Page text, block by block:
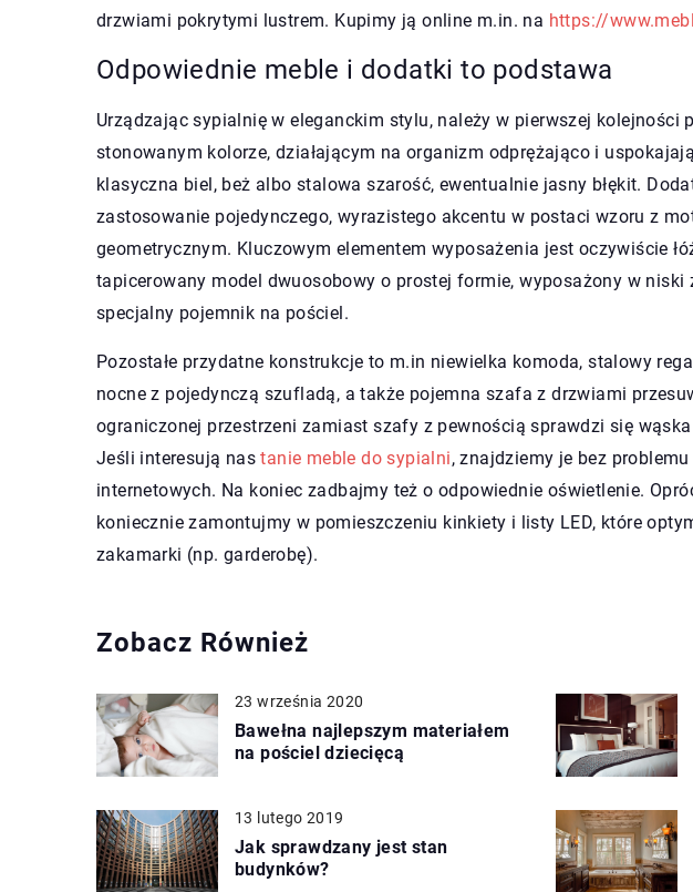
drzwiami pokrytymi lustrem. Kupimy ją online m.in. na https://
Odpowiednie meble i dodatki to podstawa
Urządzając sypialnię w eleganckim stylu, należy w pierwszej kolejności
stonowanym kolorze, działającym na organizm odprężająco i
klasyczna biel, beż albo stalowa szarość, ewentualnie jasny błękit.
zastosowanie pojedynczego, wyrazistego akcentu w postaci wzoru z
geometrycznym. Kluczowym elementem wyposażenia jest oczywiście
tapicerowany model dwuosobowy o prostej formie, wyposażony w niski
specjalny pojemnik na pościel.
Pozostałe przydatne konstrukcje to m.in niewielka komoda, stalowy
nocne z pojedynczą szufladą, a także pojemna szafa z drzwiami
ograniczonej przestrzeni zamiast szafy z pewnością sprawdzi się
Jeśli interesują nastanie meble do sypialni, znajdziemy je bez
internetowych. Na koniec zadbajmy też o odpowiednie oświetlenie.
koniecznie zamontujmy w pomieszczeniu kinkiety i listy LED, które
zakamarki (np. garderobę).
Zobacz Również
23 września 2020
Bawełna najlepszym materiałem
na pościel dziecięcą
13 lutego 2019
Jak sprawdzany jest stan
budynków?